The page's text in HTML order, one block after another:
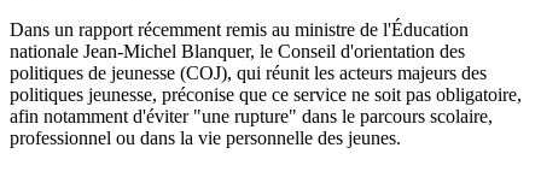
Dans un rapport récemment remis au ministre de l'Éducation
nationale Jean-Michel Blanquer, le Conseil d'orientation des
politiques de jeunesse (COJ), qui réunit les acteurs majeurs des
politiques jeunesse, préconise que ce service ne soit pas obligatoire,
afin notamment d'éviter "une rupture" dans le parcours scolaire,
professionnel ou dans la vie personnelle des jeunes.